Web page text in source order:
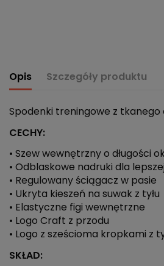
Opis Szczegóły produktu
Spodenki treningowe z tkanego
CECHY:
• Szew wewnętrzny o długości
• Odblaskowe nadruki dla
• Regulowany ściągacz w pasie
• Ukryta kieszeń na suwak z tyłu
• Elastyczne figi wewnętrzne
• Logo Craft z przodu
• Logo z sześcioma kropkami z
SKŁAD: